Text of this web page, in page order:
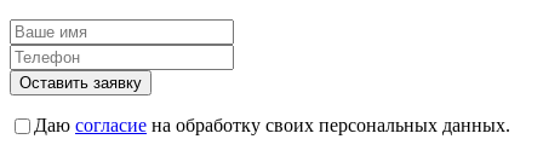
Оставить заявку
Даю согласие на обработку своих персональных данных.